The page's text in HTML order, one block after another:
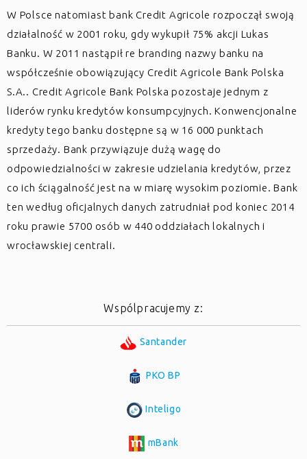
W Polsce natomiast bank Credit Agricole rozpoczął swoją
działalność w 2001 roku, gdy wykupił 75% akcji Lukas
Banku. W 2011 nastąpił re branding nazwy banku na
współcześnie obowiązujący Credit Agricole Bank Polska
S.A.. Credit Agricole Bank Polska pozostaje jednym z
liderów rynku kredytów konsumpcyjnych. Konwencjonalne
kredyty tego banku dostępne są w 16 000 punktach
sprzedaży. Bank przywiązuje dużą wagę do
odpowiedzialności w zakresie udzielania kredytów, przez
co ich ściągalność jest na w miarę wysokim poziomie. Bank
ten według oficjalnych danych zatrudniał pod koniec 2014
roku prawie 5700 osób w 440 oddziałach lokalnych i
wrocławskiej centrali.
Wspólpracujemy z:
Santander
PKO BP
Inteligo
mBank